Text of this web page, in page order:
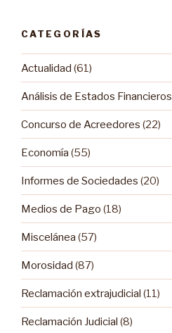
CATEGORÍAS
Actualidad (61)
Análisis de Estados Financieros
Concurso de Acreedores (22)
Economía (55)
Informes de Sociedades (20)
Medios de Pago (18)
Miscelánea (57)
Morosidad (87)
Reclamación extrajudicial (11)
Reclamación Judicial (8)